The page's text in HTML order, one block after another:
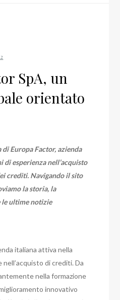
SpA, un
orientato
di Europa Factor, azienda
di esperienza nell’acquisto
crediti. Navigando il sito
la storia, la
le ultime notizie
italiana attiva nella
di crediti. Da
nella formazione
innovativo